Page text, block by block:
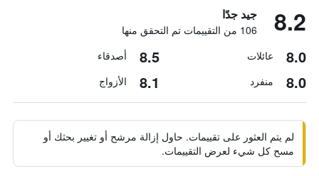
8.2 جيد جدًا
106 من التقييمات تم التحقق منها
8.0 عائلات 8.5 أصدقاء
8.0 منفرد 8.1 الأزواج
لم يتم العثور على تقييمات. حاول إزالة مرشح أو تغيير بحثك أو
مسح كل شيء لعرض التقييمات.